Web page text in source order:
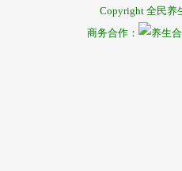
Copyright 全民养
商务合作：